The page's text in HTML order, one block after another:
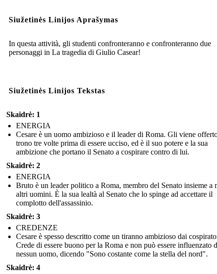
Siužetinės Linijos Aprašymas
In questa attività, gli studenti confronteranno e confronteranno due
personaggi in La tragedia di Giulio Casear!
Siužetinės Linijos Tekstas
Skaidrė: 1
ENERGIA
Cesare è un uomo ambizioso e il leader di Roma. Gli viene
trono tre volte prima di essere ucciso, ed è il suo potere e la sua
ambizione che portano il Senato a cospirare contro di lui.
Skaidrė: 2
ENERGIA
Bruto è un leader politico a Roma, membro del Senato insieme a
altri uomini. È la sua lealtà al Senato che lo spinge ad accettare il
complotto dell'assassinio.
Skaidrė: 3
CREDENZE
Cesare è spesso descritto come un tiranno ambizioso dai
Crede di essere buono per la Roma e non può essere influenzato
nessun uomo, dicendo "Sono costante come la stella del nord".
Skaidrė: 4